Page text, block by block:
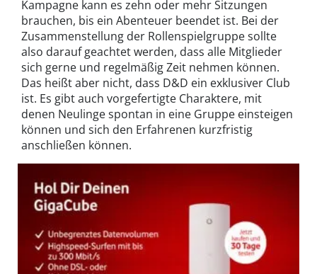
Kampagne kann es zehn oder mehr Sitzungen
brauchen, bis ein Abenteuer beendet ist. Bei der
Zusammenstellung der Rollenspielgruppe sollte
also darauf geachtet werden, dass alle Mitglieder
sich gerne und regelmäßig Zeit nehmen können.
Das heißt aber nicht, dass D&D ein exklusiver Club
ist. Es gibt auch vorgefertigte Charaktere, mit
denen Neulinge spontan in eine Gruppe einsteigen
können und sich den Erfahrenen kurzfristig
anschließen können.